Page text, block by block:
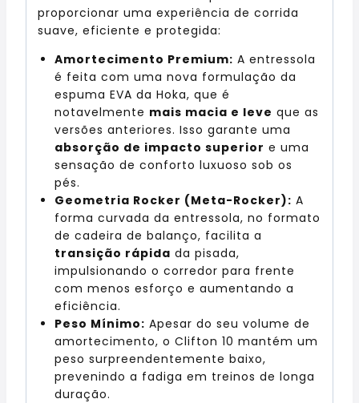
proporcionar uma experiência de corrida
suave, eficiente e protegida:
Amortecimento Premium: A entressola
é feita com uma nova formulação da
espuma EVA da Hoka, que é
notavelmente mais macia e leve que as
versões anteriores. Isso garante uma
absorção de impacto superior e uma
sensação de conforto luxuoso sob os
pés.
Geometria Rocker (Meta-Rocker): A
forma curvada da entressola, no formato
de cadeira de balanço, facilita a
transição rápida da pisada,
impulsionando o corredor para frente
com menos esforço e aumentando a
eficiência.
Peso Mínimo: Apesar do seu volume de
amortecimento, o Clifton 10 mantém um
peso surpreendentemente baixo,
prevenindo a fadiga em treinos de longa
duração.